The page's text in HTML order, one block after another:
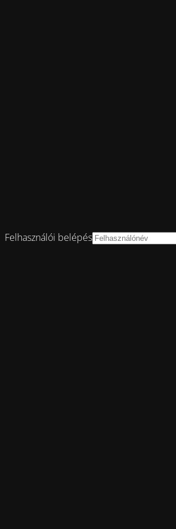
Felhasználói belépés